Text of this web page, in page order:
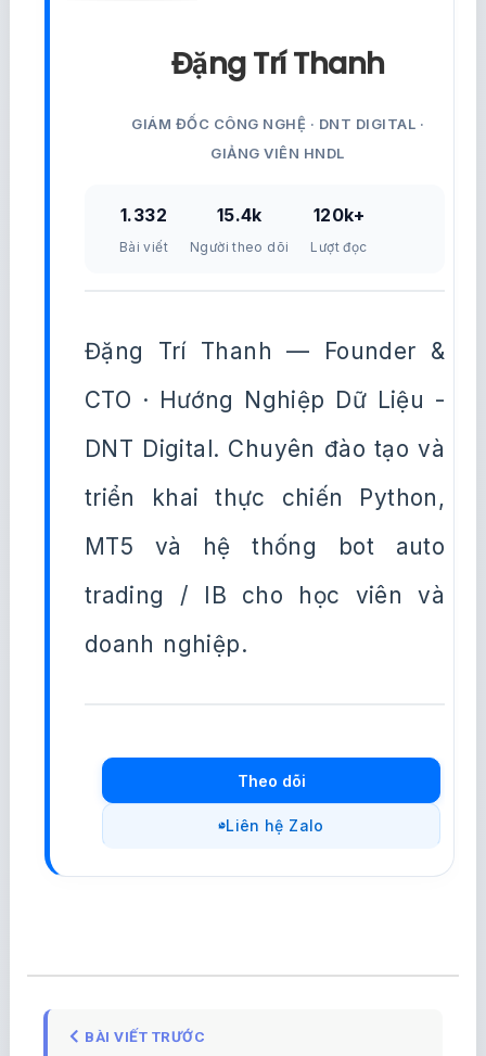
Đặng Trí Thanh
GIÁM ĐỐC CÔNG NGHỆ · DNT DIGITAL ·
GIẢNG VIÊN HNDL
1.332
Bài viết
15.4k
Người theo dõi
120k+
Lượt đọc
Đặng Trí Thanh — Founder &
CTO · Hướng Nghiệp Dữ Liệu -
DNT Digital. Chuyên đào tạo và
triển khai thực chiến Python,
MT5 và hệ thống bot auto
trading / IB cho học viên và
doanh nghiệp.
Theo dõi
Liên hệ Zalo
BÀI VIẾT TRƯỚC